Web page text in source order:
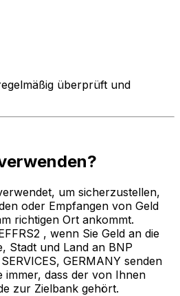
überprüft und
um sicherzustellen,
oder Empfangen von Geld
richtigen Ort ankommt.
, wenn Sie Geld an die
Stadt und Land an BNP
GERMANY senden
immer, dass der von Ihnen
zur Zielbank gehört.